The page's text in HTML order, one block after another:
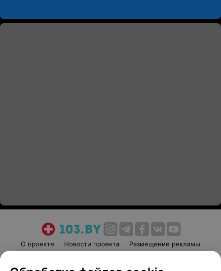
О проекте Новости проекта
Размещение рекламы